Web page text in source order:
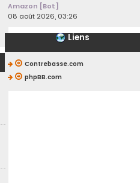
Amazon [Bot]
08 août 2026, 03:26
Liens
Contrebasse.com
phpBB.com